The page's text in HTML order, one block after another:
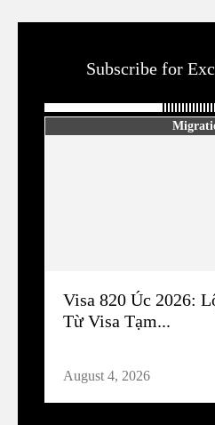
Subscribe for
Visa 820 Úc 2026:
Từ Visa Tạm...
August 4, 2026